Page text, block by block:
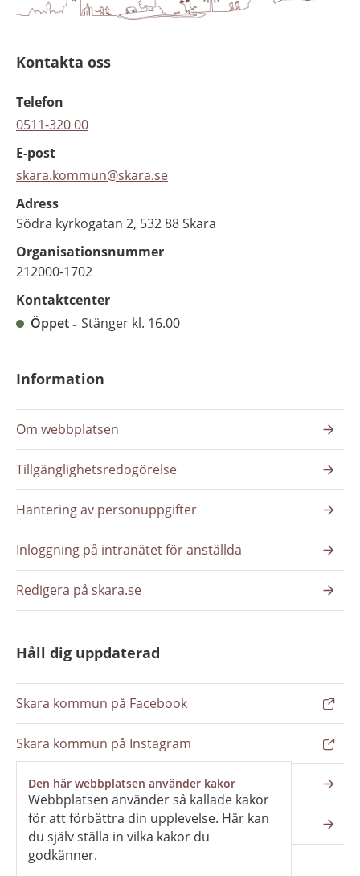
Den här webbplatsen använder kakor
Webbplatsen använder så kallade kakor
för att förbättra din upplevelse. Här kan
du själv ställa in vilka kakor du
godkänner.
Kontakta oss
Telefon
0511-320 00
E-post
skara.kommun@skara.se
Adress
Södra kyrkogatan 2, 532 88 Skara
Organisationsnummer
212000-1702
Kontaktcenter
Öppet
Stänger kl. 16.00
Information
Om webbplatsen
Tillgänglighetsredogörelse
Hantering av personuppgifter
Inloggning på intranätet för anställda
Redigera på skara.se
Håll dig uppdaterad
Skara kommun på Facebook
Skara kommun på Instagram
Nyhetsbrev
Pressrum